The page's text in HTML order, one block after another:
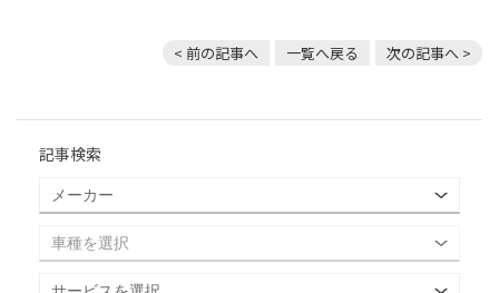
< 前の記事へ 一覧へ戻る 次の記事へ >
記事検索